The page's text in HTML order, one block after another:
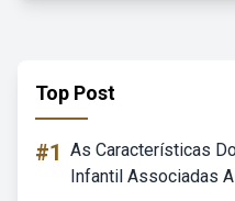
Top Post
#1 As Características
Infantil Associadas